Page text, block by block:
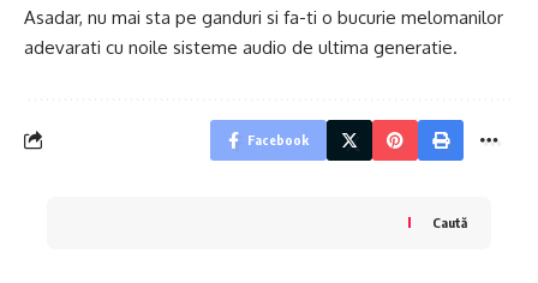
Asadar, nu mai sta pe ganduri si fa-ti o bucurie melomanilor
adevarati cu noile sisteme audio de ultima generatie.
Facebook
Caută